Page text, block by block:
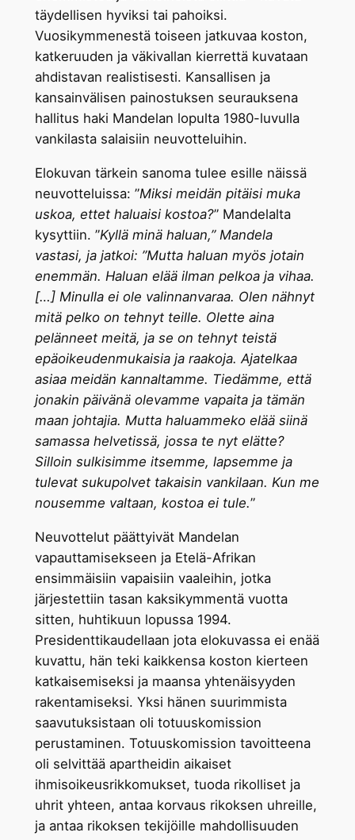
täydellisen hyviksi tai pahoiksi.
Vuosikymmenestä toiseen jatkuvaa koston,
katkeruuden ja väkivallan kierrettä kuvataan
ahdistavan realistisesti. Kansallisen ja
kansainvälisen painostuksen seurauksena
hallitus haki Mandelan lopulta 1980-luvulla
vankilasta salaisiin neuvotteluihin.
Elokuvan tärkein sanoma tulee esille näissä
neuvotteluissa: ”Miksi meidän pitäisi muka
uskoa, ettet haluaisi kostoa?” Mandelalta
kysyttiin. ”Kyllä minä haluan,” Mandela
vastasi, ja jatkoi: ”Mutta haluan myös jotain
enemmän. Haluan elää ilman pelkoa ja vihaa.
[…] Minulla ei ole valinnanvaraa. Olen nähnyt
mitä pelko on tehnyt teille. Olette aina
pelänneet meitä, ja se on tehnyt teistä
epäoikeudenmukaisia ja raakoja. Ajatelkaa
asiaa meidän kannaltamme. Tiedämme, että
jonakin päivänä olevamme vapaita ja tämän
maan johtajia. Mutta haluammeko elää siinä
samassa helvetissä, jossa te nyt elätte?
Silloin sulkisimme itsemme, lapsemme ja
tulevat sukupolvet takaisin vankilaan. Kun me
nousemme valtaan, kostoa ei tule.”
Neuvottelut päättyivät Mandelan
vapauttamisekseen ja Etelä-Afrikan
ensimmäisiin vapaisiin vaaleihin, jotka
järjestettiin tasan kaksikymmentä vuotta
sitten, huhtikuun lopussa 1994.
Presidenttikaudellaan jota elokuvassa ei enää
kuvattu, hän teki kaikkensa koston kierteen
katkaisemiseksi ja maansa yhtenäisyyden
rakentamiseksi. Yksi hänen suurimmista
saavutuksistaan oli totuuskomission
perustaminen. Totuuskomission tavoitteena
oli selvittää apartheidin aikaiset
ihmisoikeusrikkomukset, tuoda rikolliset ja
uhrit yhteen, antaa korvaus rikoksen uhreille,
ja antaa rikoksen tekijöille mahdollisuuden